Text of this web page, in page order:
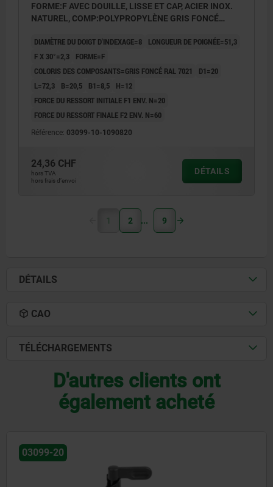
FORME:F AVEC DOUILLE, LISSE ET CAP, ACIER INOX.
NATUREL, COMP:POLYPROPYLÈNE GRIS FONCÉ
DIAMÈTRE DU DOIGT D'INDEXAGE=8
LONGUEUR DE POIGNÉE=51,3
F X 30°=2,3
FORME=F
COLORIS DES COMPOSANTS=GRIS FONCÉ RAL 7021
D1=20
L=72,3
B=20,5 B1=8,5
H=12
FORCE DU RESSORT INITIALE F1 ENV. N=20
FORCE DU RESSORT FINALE F2 ENV. N=60
Référence: 03099-10-1090820
24,36 CHF
hors TVA
hors frais d’envoi
DÉTAILS
1 2 9
DÉTAILS
CAO
TÉLÉCHARGEMENTS
D'autres clients ont
également acheté
03102